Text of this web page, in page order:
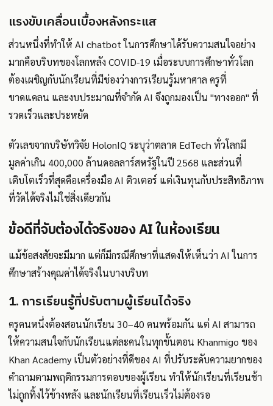
แรงขับเคลื่อนเบื้องหลังกระแส
ส่วนหนึ่งที่ทำให้ AI chatbot ในการศึกษาได้รับความสนใจอย่าง
มากคือบริบทของโลกหลัง COVID-19 เมื่อระบบการศึกษาทั่วโลก
ต้องเผชิญกับนักเรียนที่มีช่องว่างการเรียนรู้มหาศาล ครูที่
ขาดแคลน และงบประมาณที่จำกัด AI จึงถูกมองเป็น "ทางออก" ที่
รวดเร็วและประหยัด
ตัวเลขจากบริษัทวิจัย HolonIQ ระบุว่าตลาด EdTech ทั่วโลกมี
มูลค่าเกิน 400,000 ล้านดอลลาร์สหรัฐในปี 2568 และส่วนที่
เติบโตเร็วที่สุดคือเครื่องมือ AI ติวเตอร์ แต่เงินทุนกับประสิทธิภาพ
ที่วัดได้จริงไม่ใช่สิ่งเดียวกัน
ข้อดีที่จับต้องได้จริงของ AI ในห้องเรียน
แม้ข้อสงสัยจะมีมาก แต่ก็มีกรณีศึกษาที่แสดงให้เห็นว่า AI ในการ
ศึกษาสร้างคุณค่าได้จริงในบางบริบท
1. การเรียนรู้ที่ปรับตามผู้เรียนได้จริง
ครูคนหนึ่งต้องสอนนักเรียน 30–40 คนพร้อมกัน แต่ AI สามารถ
ให้ความสนใจกับนักเรียนแต่ละคนในทุกขั้นตอน Khanmigo ของ
Khan Academy เป็นตัวอย่างที่ดีของ AI ที่ปรับระดับความยากของ
คำถามตามพฤติกรรมการตอบของผู้เรียน ทำให้นักเรียนที่เรียนช้า
ไม่ถูกทิ้งไว้ข้างหลัง และนักเรียนที่เรียนเร็วไม่ต้องรอ